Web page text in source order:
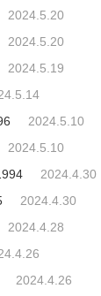
2024.5.20
2024.5.20
2024.5.19
2024.5.10
2024.5.10
2024.4.30
2024.4.30
2024.4.28
2024.4.26